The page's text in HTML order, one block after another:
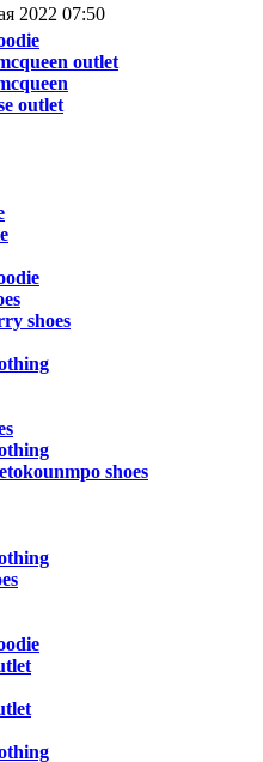
2022 07:50
outlet
outlet
shoes
shoes